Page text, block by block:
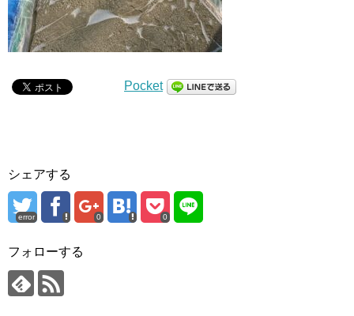
Pocket
シェアする
error 0 0
フォローする